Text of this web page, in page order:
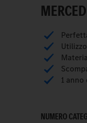
1 anno
NUMERO